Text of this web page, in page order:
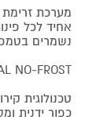
מערכת זרימת
אחיד לכל
נשמרים
NO-FROST
כפור ידנית